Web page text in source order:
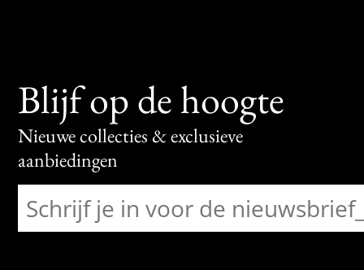
Blijf op de hoogte
Nieuwe collecties & exclusieve
aanbiedingen